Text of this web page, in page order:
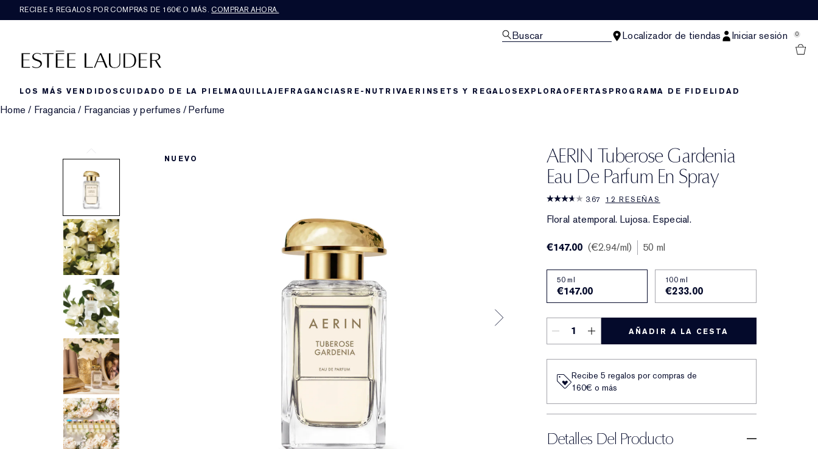
RECIBE 5 REGALOS POR COMPRAS DE 160€ O MÁS. COMPRAR AHORA.
Buscar Localizador de tiendas Iniciar sesión 0
LOS MÁS VENDIDOS CUIDADO DE LA PIELMAQUILLAJEFRAGANCIAS RE-NUTRIVAERINSETS Y REGALOS EXPLORAOFERTAS PROGRAMA DE FIDELIDAD
Home / Fragancia / Fragancias y perfumes /Perfume
AERIN Tuberose Gardenia
Eau De Parfum En Spray
3.67 12 RESEÑAS
Floral atemporal. Lujosa. Especial.
NUEVO
€147.00 €2.94/ml 50 ml
50 ml
€147.00
100 ml
€233.00
AÑADIR A LA CESTA
Recibe 5 regalos por compras de
160€ o más
Detalles Del Producto